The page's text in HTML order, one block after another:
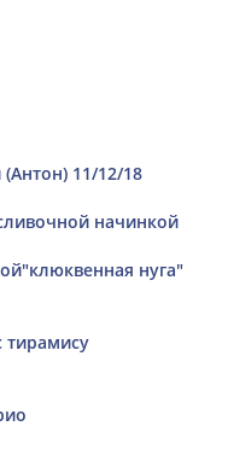
11/12/18
начинкой
нуга"
тирамису